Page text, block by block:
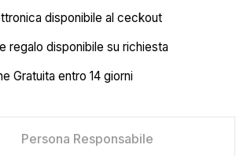
disponibile al ceckout
regalo disponibile su richiesta
Gratuita entro 14 giorni
Persona Responsabile